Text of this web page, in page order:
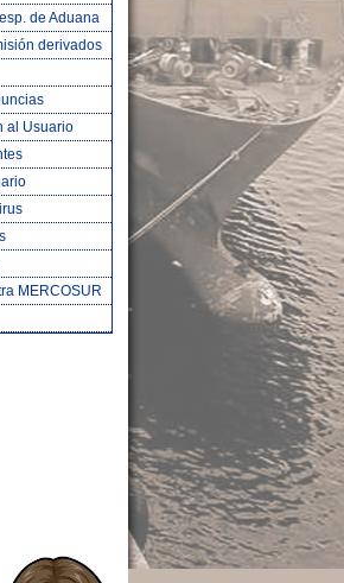
de Aduana
derivados
al Usuario
MERCOSUR